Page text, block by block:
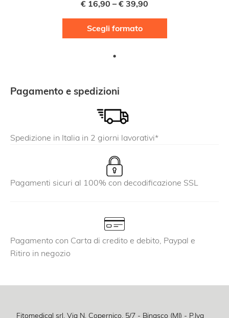
€ 16,90 – € 39,90
Scegli formato
prodotto
Pagamento e spedizioni
Spedizione in Italia in 2 giorni lavorativi*
Pagamenti sicuri al 100% con decodificazione SSL
Pagamento con Carta di credito e debito, Paypal e
Ritiro in negozio
Fitomedical srl, Via N. Copernico, 5/7 - Binasco (MI) - P.Iva